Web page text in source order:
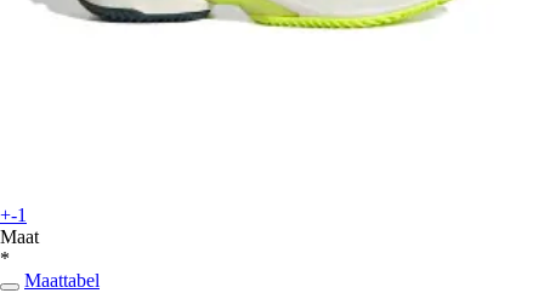
+-1
Maat
*
Maattabel